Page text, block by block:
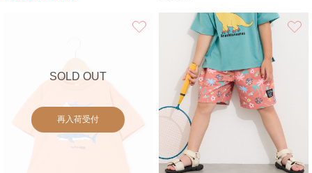
SOLD OUT
再入荷受付
お気に入り